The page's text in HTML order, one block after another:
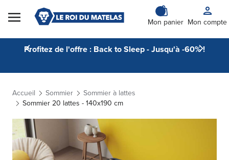
Skip to Content
Mon panier Mon compte
Profitez de l'offre : Back to Sleep - Jusqu'à -60% !
Accueil Sommier
Sommier à lattes
Sommier 20 lattes - 140x190 cm